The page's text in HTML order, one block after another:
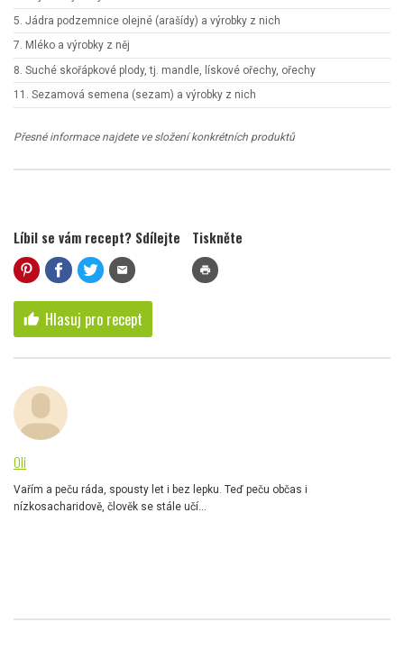
5. Jádra podzemnice olejné (arašídy) a výrobky z nich
7. Mléko a výrobky z něj
8. Suché skořápkové plody, tj. mandle, lískové ořechy, ořechy
11. Sezamová semena (sezam) a výrobky z nich
Přesné informace najdete ve složení konkrétních produktů
Líbil se vám recept? Sdílejte
mail
Tiskněte
print
thumb_up Hlasuj pro recept
Oli
Vařím a peču ráda, spousty let i bez lepku. Teď peču občas i
nízkosacharidově, člověk se stále učí...